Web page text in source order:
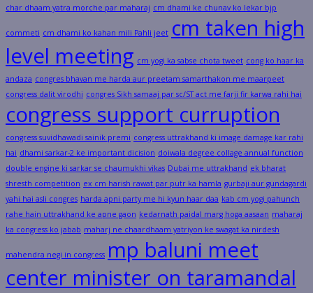
char dhaam yatra morche par maharaj cm dhami ke chunav ko lekar bjp
commeti cm dhami ko kahan mili Pahli jeet cm taken high
level meeting cm yogi ka sabse chota tweet cong ko haar ka
andaza congres bhavan me harda aur preetam samarthakon me maarpeet
congress dalit virodhi congres Sikh samaaj par sc/ST act me farji fir karwa rahi hai
congress support curruption
congress suvidhawadi sainik premi congress uttrakhand ki image damage kar rahi
hai dhami sarkar-2 ke important dicision doiwala degree collage annual function
double engine ki sarkar se chaumukhi vikas Dubai me uttrakhand ek bharat
shresth competition ex cm harish rawat par putr ka hamla gurbaji aur gundagardi
yahi hai asli congres harda apni party me hi kyun haar daa kab cm yogi pahunch
rahe hain uttrakhand ke apne gaon kedarnath paidal marg hoga aasaan maharaj
ka congress ko jabab maharj ne chaardhaam yatriyon ke swagat ka nirdesh
mahendra negi in congress mp baluni meet
center minister on taramandal